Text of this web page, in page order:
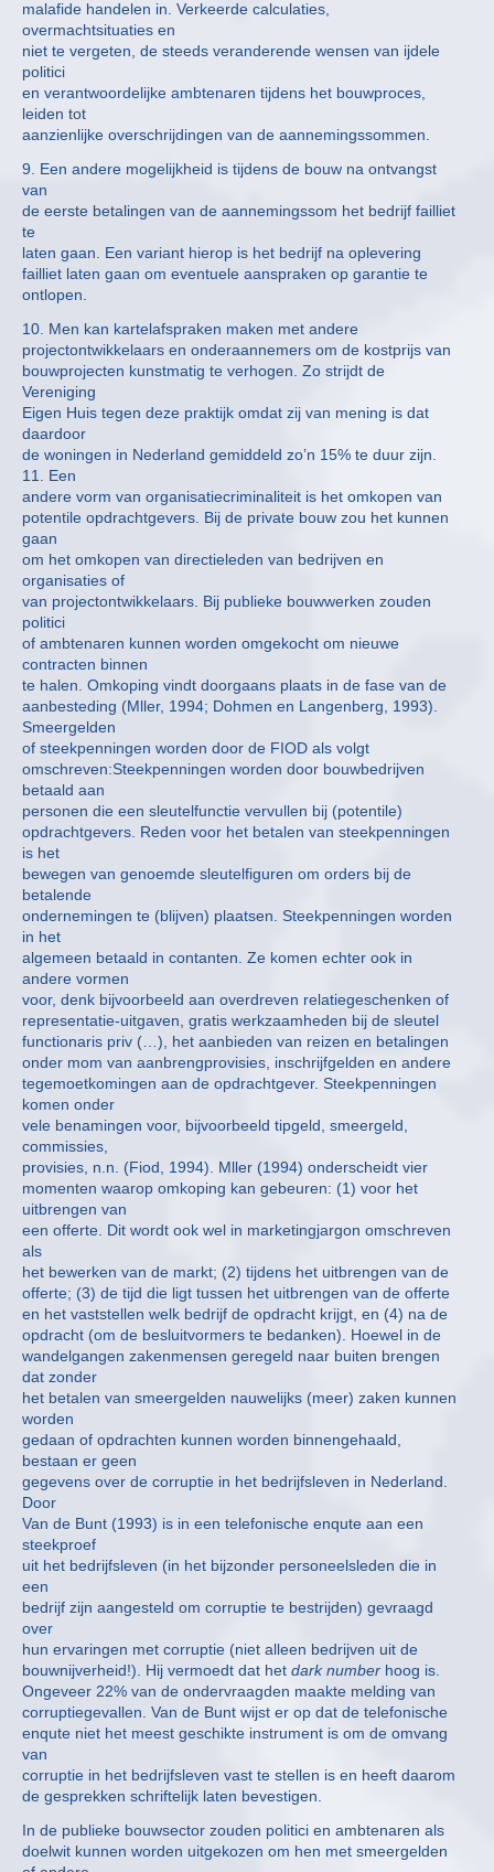
malafide handelen in. Verkeerde calculaties,
overmachtsituaties en
niet te vergeten, de steeds veranderende wensen van ijdele
politici
en verantwoordelijke ambtenaren tijdens het bouwproces,
leiden tot
aanzienlijke overschrijdingen van de aannemingssommen.
9. Een andere mogelijkheid is tijdens de bouw na ontvangst
van
de eerste betalingen van de aannemingssom het bedrijf failliet
te
laten gaan. Een variant hierop is het bedrijf na oplevering
failliet laten gaan om eventuele aanspraken op garantie te
ontlopen.
10. Men kan kartelafspraken maken met andere
projectontwikkelaars en onderaannemers om de kostprijs van
bouwprojecten kunstmatig te verhogen. Zo strijdt de
Vereniging
Eigen Huis tegen deze praktijk omdat zij van mening is dat
daardoor
de woningen in Nederland gemiddeld zo’n 15% te duur zijn.
11. Een
andere vorm van organisatiecriminaliteit is het omkopen van
potentile opdrachtgevers. Bij de private bouw zou het kunnen
gaan
om het omkopen van directieleden van bedrijven en
organisaties of
van projectontwikkelaars. Bij publieke bouwwerken zouden
politici
of ambtenaren kunnen worden omgekocht om nieuwe
contracten binnen
te halen. Omkoping vindt doorgaans plaats in de fase van de
aanbesteding (Mller, 1994; Dohmen en Langenberg, 1993).
Smeergelden
of steekpenningen worden door de FIOD als volgt
omschreven:Steekpenningen worden door bouwbedrijven
betaald aan
personen die een sleutelfunctie vervullen bij (potentile)
opdrachtgevers. Reden voor het betalen van steekpenningen
is het
bewegen van genoemde sleutelfiguren om orders bij de
betalende
ondernemingen te (blijven) plaatsen. Steekpenningen worden
in het
algemeen betaald in contanten. Ze komen echter ook in
andere vormen
voor, denk bijvoorbeeld aan overdreven relatiegeschenken of
representatie-uitgaven, gratis werkzaamheden bij de sleutel
functionaris priv (…), het aanbieden van reizen en betalingen
onder mom van aanbrengprovisies, inschrijfgelden en andere
tegemoetkomingen aan de opdrachtgever. Steekpenningen
komen onder
vele benamingen voor, bijvoorbeeld tipgeld, smeergeld,
commissies,
provisies, n.n. (Fiod, 1994). Mller (1994) onderscheidt vier
momenten waarop omkoping kan gebeuren: (1) voor het
uitbrengen van
een offerte. Dit wordt ook wel in marketingjargon omschreven
als
het bewerken van de markt; (2) tijdens het uitbrengen van de
offerte; (3) de tijd die ligt tussen het uitbrengen van de offerte
en het vaststellen welk bedrijf de opdracht krijgt, en (4) na de
opdracht (om de besluitvormers te bedanken). Hoewel in de
wandelgangen zakenmensen geregeld naar buiten brengen
dat zonder
het betalen van smeergelden nauwelijks (meer) zaken kunnen
worden
gedaan of opdrachten kunnen worden binnengehaald,
bestaan er geen
gegevens over de corruptie in het bedrijfsleven in Nederland.
Door
Van de Bunt (1993) is in een telefonische enqute aan een
steekproef
uit het bedrijfsleven (in het bijzonder personeelsleden die in
een
bedrijf zijn aangesteld om corruptie te bestrijden) gevraagd
over
hun ervaringen met corruptie (niet alleen bedrijven uit de
bouwnijverheid!). Hij vermoedt dat het dark number hoog is.
Ongeveer 22% van de ondervraagden maakte melding van
corruptiegevallen. Van de Bunt wijst er op dat de telefonische
enqute niet het meest geschikte instrument is om de omvang
van
corruptie in het bedrijfsleven vast te stellen is en heeft daarom
de gesprekken schriftelijk laten bevestigen.
In de publieke bouwsector zouden politici en ambtenaren als
doelwit kunnen worden uitgekozen om hen met smeergelden